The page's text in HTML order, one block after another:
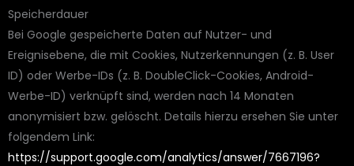
Speicherdauer
Bei Google gespeicherte Daten auf Nutzer- und
Ereignisebene, die mit Cookies, Nutzerkennungen (z. B. User
ID) oder Werbe-IDs (z. B. DoubleClick-Cookies, Android-
Werbe-ID) verknüpft sind, werden nach 14 Monaten
anonymisiert bzw. gelöscht. Details hierzu ersehen Sie unter
folgendem Link:
https://support.google.com/analytics/answer/7667196?